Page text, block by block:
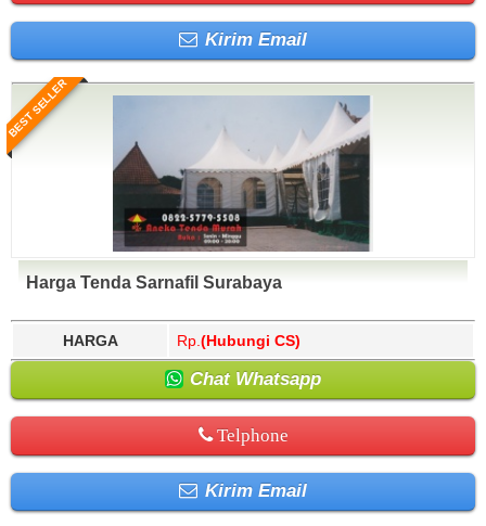
Kirim Email
BEST SELLER
Harga Tenda Sarnafil Surabaya
HARGA Rp. (Hubungi CS)
Chat Whatsapp
Telphone
Kirim Email